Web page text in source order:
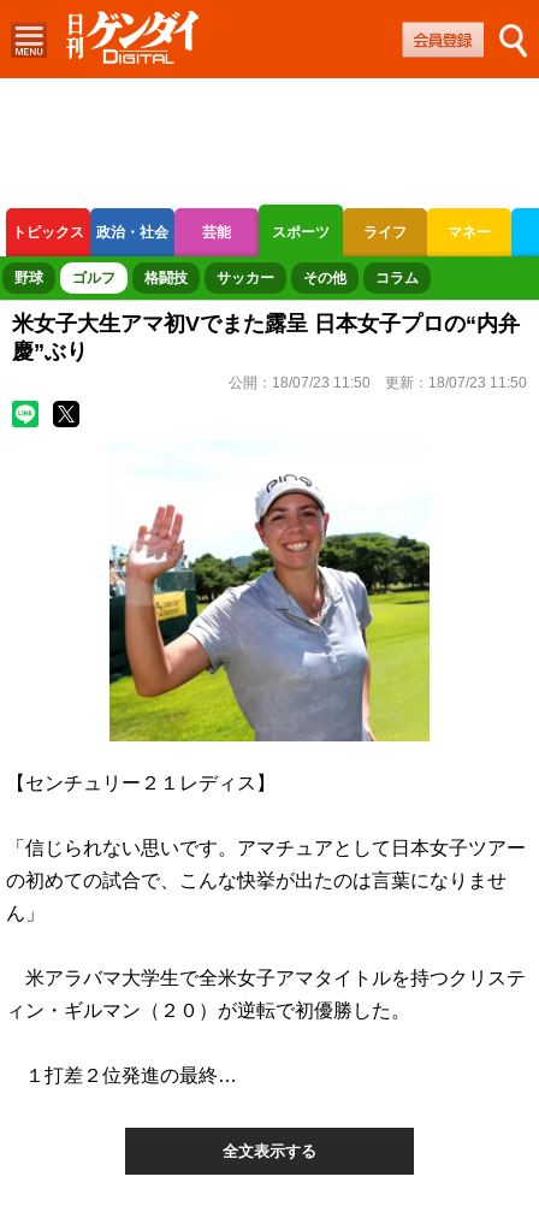
トピックス 政治・社会 芸能 スポーツ ライフ マネー
ボートレース 競輪 オートレース
野球 ゴルフ 格闘技 サッカー その他 コラム
米女子大生アマ初Vでまた露呈 日本女子プロの“内弁
慶”ぶり
公開： 18/07/23 11:50 更新： 18/07/23 11:50
【センチュリー２１レディス】
「信じられない思いです。アマチュアとして日本女子ツアー
の初めての試合で、こんな快挙が出たのは言葉になりませ
ん」
米アラバマ大学生で全米女子アマタイトルを持つクリステ
ィン・ギルマン（２０）が逆転で初優勝した。
１打差２位発進の最終…
全文表示する